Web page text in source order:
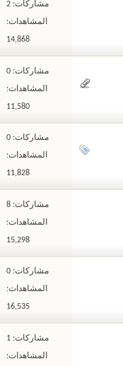
مشاركات: 2
المشاهدات:
14,868
مشاركات: 0
المشاهدات:
11,580
مشاركات: 0
المشاهدات:
11,828
مشاركات: 8
المشاهدات:
15,298
مشاركات: 0
المشاهدات:
16,535
مشاركات: 1
المشاهدات: